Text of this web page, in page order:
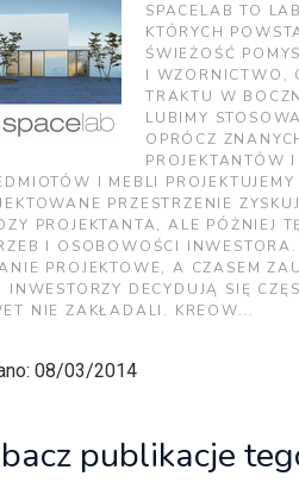
SPACELAB TO
KTÓRYCH
ŚWIEŻOŚĆ
I WZORNICTWO,
TRAKTU W
LUBIMY
OPRÓCZ
PROJEKTANTÓW
I MEBLI
PRZESTRZENIE
PROJEKTANTA, ALE PÓŻNIEJ
I OSOBOWOŚCI
PROJEKTOWE, A CZASEM
INWESTORZY DECYDUJĄ SIĘ
NIE ZAKŁADALI. KREOW...
08/03/2014
publikacje